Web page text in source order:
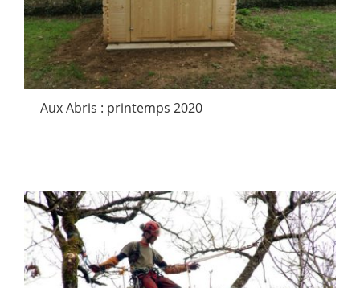
Aux Abris : printemps 2020